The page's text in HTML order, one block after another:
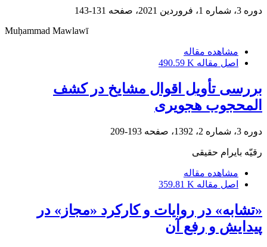
دوره 3، شماره 1، فروردین 2021، صفحه
131-143
Muḥammad Mawlawī
مشاهده مقاله
اصل مقاله 490.59 K
بررسی تأویل اقوال مشایخ در کشف
المحجوب هجویری
دوره 3، شماره 2، 1392، صفحه 193-209
رقیّه بایرام‌ حقیقی
مشاهده مقاله
اصل مقاله 359.81 K
«تشابه» در روایات و کارکرد «مجاز» در
پیدایش و رفع آن